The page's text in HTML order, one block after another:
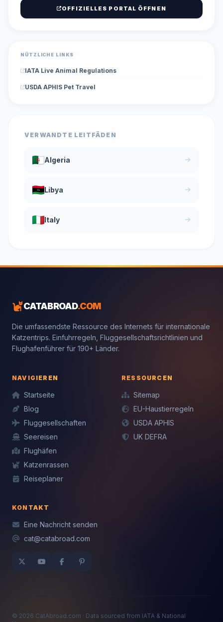
OFFIZIELLES PORTAL ÖFFNEN
NÜTZLICHE LINKS
IATA Live Animal Regulations
USDA APHIS Pet Travel
VERWANDTE LEITFÄDEN
Algeria
Libya
Italy
CATABROAD.COM
Die umfassendste Ressource des Internets für internationale
Katzentrips. Einfuhrregeln, Fluggesellschaftsrichtlinien und
Flughafenführer für 190+ Länder.
NAVIGIEREN
Startseite
Blog
Fluggesellschaften
Seereisen
Flughäfen
Katzenrassen
Reiseplaner
RESSOURCEN
Sitemap
EU-Haustierregeln
USDA APHIS
UK DEFRA
KONTAKT
Eine Nachricht senden
cat@catabroad.com
© 2026 CatAbroad.com · Data sourced from IATA & National